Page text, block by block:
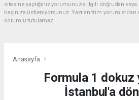
sitesine yaptığınız yorumunuzla ilgili doğrudan
başınıza üstleniyorsunuz. Yazılan tüm
sorumlu tutulamaz.
Anasayfa
Formula 1 dokuz
İstanbul'a